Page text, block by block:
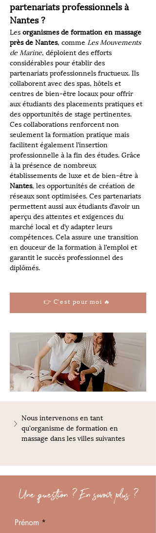
partenariats professionnels à
Nantes ?
Les organismes de formation en massage
près de Nantes, comme Les Mouvements
de Marine, déploient des efforts
considérables pour établir des
partenariats professionnels fructueux. Ils
collaborent avec des spas, hôtels et
centres de bien-être locaux pour offrir
aux étudiants des placements pratiques et
des opportunités de stage pertinentes.
Ces collaborations renforcent non
seulement la formation pratique mais
facilitent également l’insertion
professionnelle à la fin des études. Grâce
à la présence de nombreux
établissements de luxe et de bien-être à
Nantes, les opportunités de création de
réseaux sont optimisées. Ces partenariats
permettent aussi aux étudiants d’avoir un
aperçu des attentes et exigences du
marché local et d’y adapter leurs
compétences. Cela assure une transition
en douceur de la formation à l’emploi et
garantit le succès professionnel des
diplômés.
👉 C'est pour moi 🔥
Nous intervenons en tant
qu'organisme de formation en
massage dans les villes suivantes
Une question ? En savoir plus ?
Prénom